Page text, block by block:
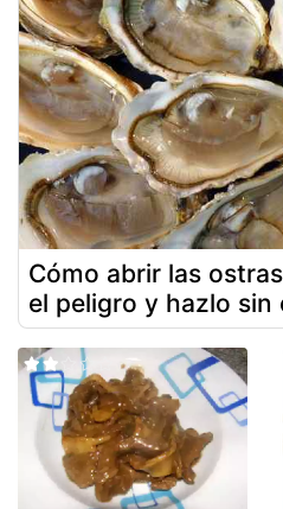
Cómo abrir las
el peligro y hazlo sin